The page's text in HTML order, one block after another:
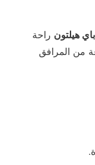
راحة
من المرافق